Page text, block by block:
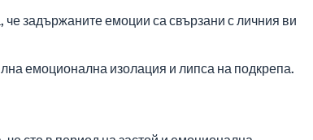
задържаните емоции са свързани с личния ви
емоционална изолация и липса на подкрепа.